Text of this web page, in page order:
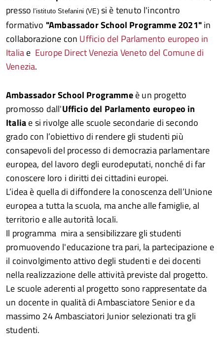
pressol'istituto Stefanini (VE)si è tenuto l'incontro
formativo "Ambassador School Programme 2021"in
collaborazione con Ufficio del Parlamento europeo in
Italiae Europe Direct Venezia Veneto del Comune di
Venezia.
Ambassador School Programmeè un progetto
promosso dall'Ufficio del Parlamento europeo in
Italiae si rivolge alle scuole secondarie di secondo
grado con l’obiettivo di rendere gli studenti più
consapevoli del processo di democrazia parlamentare
europea, del lavoro degli eurodeputati, nonché di far
conoscere loro i diritti dei cittadini europei.
L’idea è quella di diffondere la conoscenza dell’Unione
europea a tutta la scuola, ma anche alle famiglie, al
territorio e alle autorità locali.
Il programma mira a sensibilizzare gli studenti
promuovendo l'educazione tra pari, la partecipazione e
il coinvolgimento attivo degli studenti e dei docenti
nella realizzazione delle attività previste dal progetto.
Le scuole aderenti al progetto sono rappresentate da
un docente in qualità di Ambasciatore Senior e da
massimo 24 Ambasciatori Junior selezionati tra gli
studenti.